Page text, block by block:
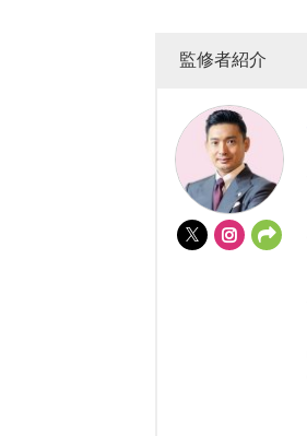
監修者紹介